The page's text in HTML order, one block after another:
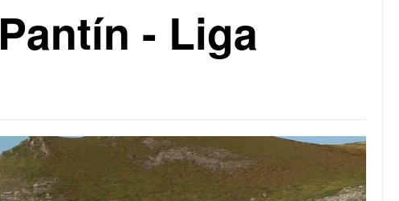
- Liga